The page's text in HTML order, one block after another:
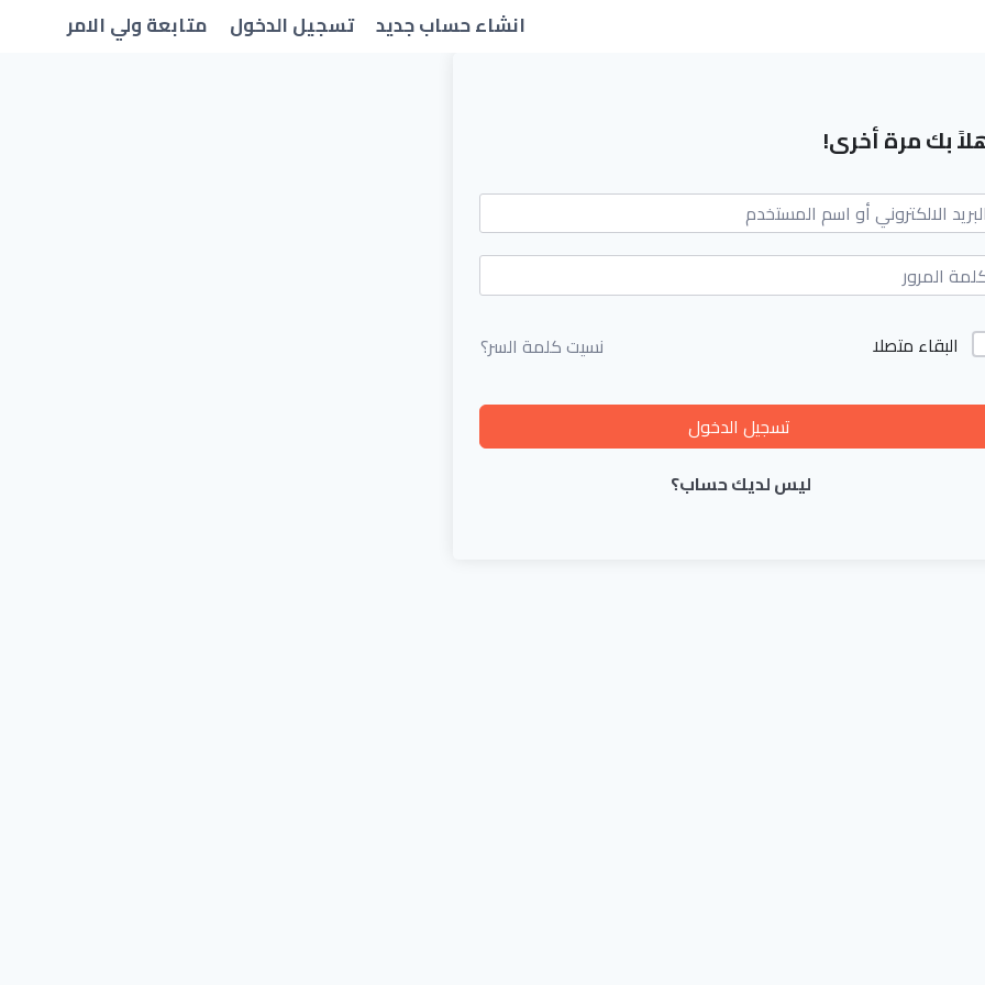
انشاء حساب جديد تسجيل الدخول متابعة ولي الامر
بك مرة أخرى!
البقاء متصلا نسيت كلمة السر؟
تسجيل الدخول
ليس لديك حساب؟